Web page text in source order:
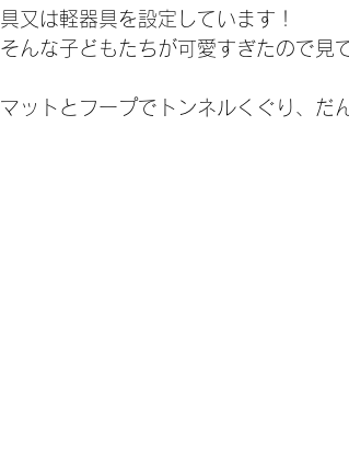
具又は軽器具を設定しています！
そんな子どもたちが可愛すぎたので見
マットとフープでトンネルくぐり、だ